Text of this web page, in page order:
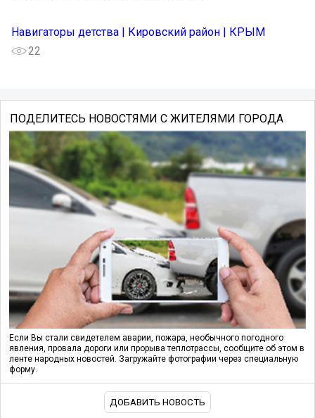
Навигаторы детства | Кировский район | КРЫМ
22
ПОДЕЛИТЕСЬ НОВОСТЯМИ С ЖИТЕЛЯМИ ГОРОДА
Если Вы стали свидетелем аварии, пожара, необычного погодного
явления, провала дороги или прорыва теплотрассы, сообщите об этом в
ленте народных новостей. Загружайте фотографии через специальную
форму.
ДОБАВИТЬ НОВОСТЬ